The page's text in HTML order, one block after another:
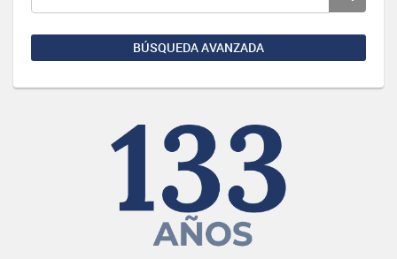
BÚSQUEDA AVANZADA